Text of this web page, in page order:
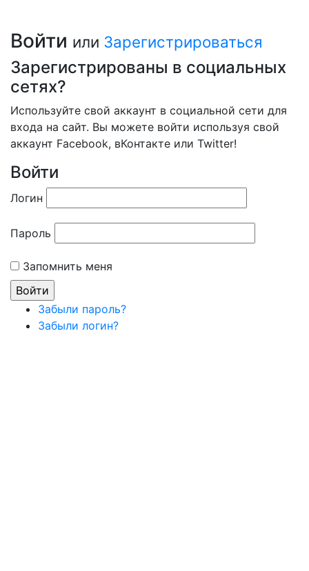
Войти или Зарегистрироваться
Зарегистрированы в социальных
сетях?
Используйте свой аккаунт в социальной сети для
входа на сайт. Вы можете войти используя свой
аккаунт Facebook, вКонтакте или Twitter!
Войти
Логин
Пароль
Запомнить меня
Забыли пароль?
Забыли логин?